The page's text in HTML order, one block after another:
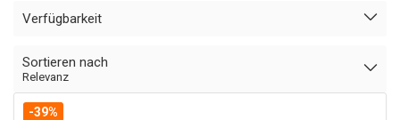
Verfügbarkeit
Sortieren nach
Relevanz
-39%